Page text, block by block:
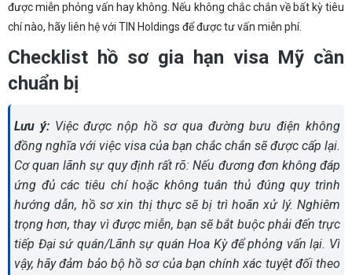
được miễn phỏng vấn hay không. Nếu không chắc chắn về bất kỳ tiêu
chí nào, hãy liên hệ với TIN Holdings để được tư vấn miễn phí.
Checklist hồ sơ gia hạn visa Mỹ cần
chuẩn bị
Lưu ý:Việc được nộp hồ sơ qua đường bưu điện không
đồng nghĩa với việc visa của bạn chắc chắn sẽ được cấp lại.
Cơ quan lãnh sự quy định rất rõ: Nếu đương đơn không đáp
ứng đủ các tiêu chí hoặc không tuân thủ đúng quy trình
hướng dẫn, hồ sơ xin thị thực sẽ bị trì hoãn xử lý. Nghiêm
trọng hơn, thay vì được miễn, bạn sẽ bắt buộc phải đến trực
tiếp Đại sứ quán/Lãnh sự quán Hoa Kỳ để phỏng vấn lại. Vì
vậy, hãy đảm bảo bộ hồ sơ của bạn chính xác tuyệt đối theo